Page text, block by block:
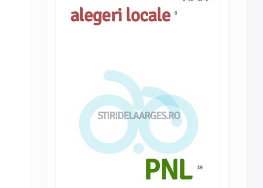
STIRIDELAARGES.RO
PNL 19
alegeri locale 8